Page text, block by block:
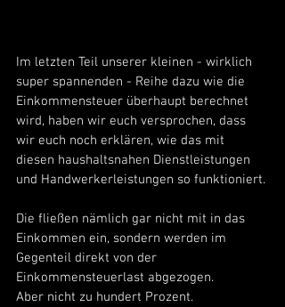
Im letzten Teil unserer kleinen - wirklich
super spannenden - Reihe dazu wie die
Einkommensteuer überhaupt berechnet
wird, haben wir euch versprochen, dass
wir euch noch erklären, wie das mit
diesen haushaltsnahen Dienstleistungen
und Handwerkerleistungen so funktioniert.
Die fließen nämlich gar nicht mit in das
Einkommen ein, sondern werden im
Gegenteil direkt von der
Einkommensteuerlast abgezogen.
Aber nicht zu hundert Prozent.